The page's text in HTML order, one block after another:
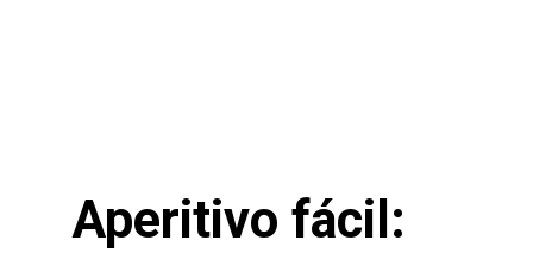
Aperitivo fácil:
Aperitivo fácil: